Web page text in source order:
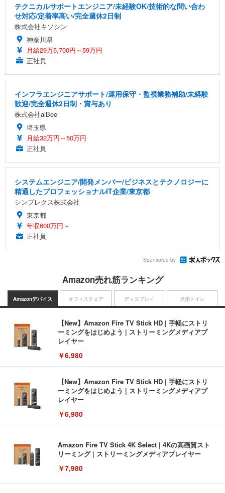
テクニカルサポートエンジニア/未経験OK/技術的な問い合わ
せ対応/定着率高い/完全週休2日制
株式会社キソシン
神奈川県
月給29万5,700円～59万円
正社員
インフラエンジニアサポート/運用保守・監視業務補助/未経験
歓迎/完全週休2日制・賞与あり
株式会社alBee
埼玉県
月給32万円～50万円
正社員
システムエンジニア/開発メンバー/ビジネスとテクノロジーに
精通したプロフェッショナルIT企業/東京都
シンプレクス株式会社
東京都
年収600万円～
正社員
Sponsored by
Amazon売れ筋ランキング
Amazonデバイス
【New】Amazon Fire TV Stick HD | 手軽にストリ
ーミングをはじめよう | ストリーミングメディアプ
レイヤー
￥6,980
【New】Amazon Fire TV Stick HD | 手軽にストリ
ーミングをはじめよう | ストリーミングメディアプ
レイヤー
￥6,980
Amazon Fire TV Stick 4K Select | 4Kの高画質スト
リーミング | ストリーミングメディアプレイヤー
￥7,980
オフィスチェア ディスプレイ 犬用トイレ